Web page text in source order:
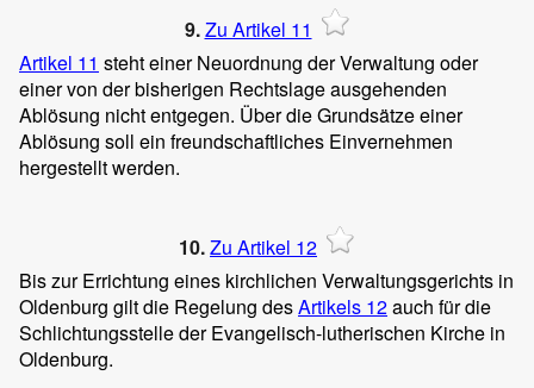
9.Zu Artikel 11
Artikel 11 steht einer Neuordnung der Verwaltung oder
einer von der bisherigen Rechtslage ausgehenden
Ablösung nicht entgegen. Über die Grundsätze einer
Ablösung soll ein freundschaftliches Einvernehmen
hergestellt werden.
10.Zu Artikel 12
Bis zur Errichtung eines kirchlichen Verwaltungsgerichts in
Oldenburg gilt die Regelung desArtikels 12auch für die
Schlichtungsstelle der Evangelisch-lutherischen Kirche in
Oldenburg.